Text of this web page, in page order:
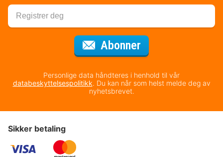
Abonner
Personlige data håndteres i henhold til vår
databeskyttelsespolitikk. Du kan når som helst melde deg av
nyhetsbrevet.
Sikker betaling